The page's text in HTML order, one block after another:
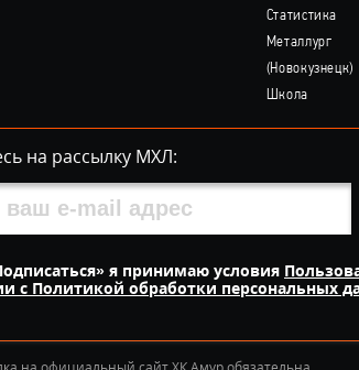
Статистика
Металлург
(Новокузнецк)
Школа
на рассылку МХЛ:
я принимаю условия
с Политикой обработки персональных